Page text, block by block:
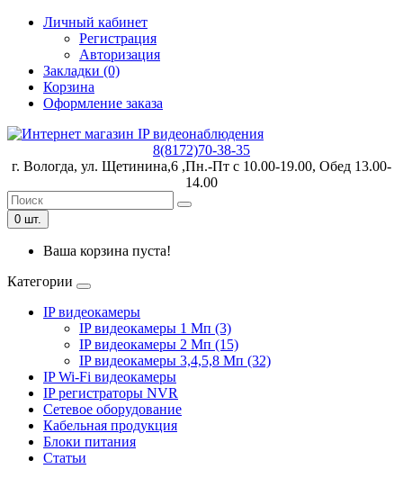
Личный кабинет
Регистрация
Авторизация
Закладки (0)
Корзина
Оформление заказа
8(8172)70-38-35
г. Вологда, ул. Щетинина,6 ,Пн.-Пт с 10.00-19.00, Обед 13.00-
14.00
0 шт.
Ваша корзина пуста!
Категории
IP видеокамеры
IP видеокамеры 1 Мп (3)
IP видеокамеры 2 Мп (15)
IP видеокамеры 3,4,5,8 Мп (32)
IP Wi-Fi видеокамеры
IP регистраторы NVR
Сетевое оборудование
Кабельная продукция
Блоки питания
Статьи